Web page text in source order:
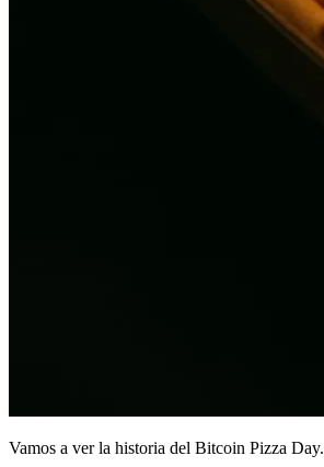
Vamos a ver la historia del Bitcoin Pizza Day.